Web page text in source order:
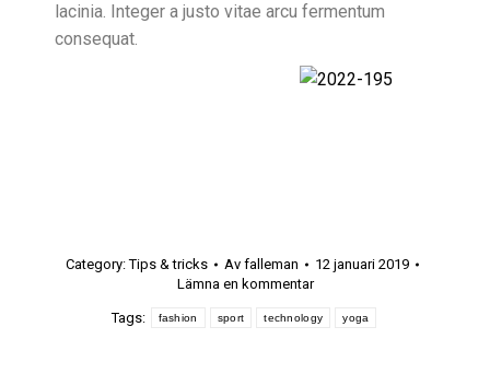
lacinia. Integer a justo vitae arcu fermentum
consequat.
Category:Tips & tricks Av falleman
12 januari 2019
Lämna en kommentar
Tags: fashion sport technology yoga